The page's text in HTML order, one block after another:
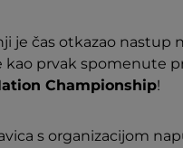
je čas otkazao nastup
kao prvak spomenute
Championship!
s organizacijom